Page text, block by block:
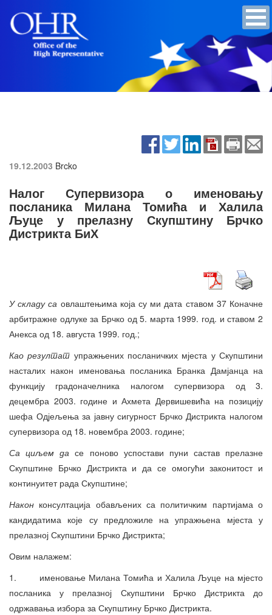
19.12.2003 Brcko
Налог Супервизора о именовању
посланика Милана Томића и Халила
Љуце у прелазну Скупштину Брчко
Дистрикта БиХ
У складу са овлаштењима која су ми дата ставом 37 Коначне
арбитражне одлуке за Брчко од 5. марта 1999. год. и ставом 2
Анекса од 18. августа 1999. год.;
Као резултат упражњених посланичких мјеста у Скупштини
насталих након именовања посланика Бранка Дамјанца на
функцију градоначелника налогом супервизора од 3.
децембра 2003. године и Ахмета Дервишевића на позицију
шефа Одјељења за јавну сигурност Брчко Дистрикта налогом
супервизора од 18. новембра 2003. године;
Са циљем да се поново успостави пуни састав прелазне
Скупштине Брчко Дистрикта и да се омогући законитост и
континуитет рада Скупштине;
Након консултација обављених са политичким партијама о
кандидатима које су предложиле на упражњена мјеста у
прелазној Скупштини Брчко Дистрикта;
Овим налажем:
1. именовање Милана Томића и Халила Љуце на мјесто
посланика у прелазној Скупштини Брчко Дистрикта до
одржавања избора за Скупштину Брчко Дистрикта.